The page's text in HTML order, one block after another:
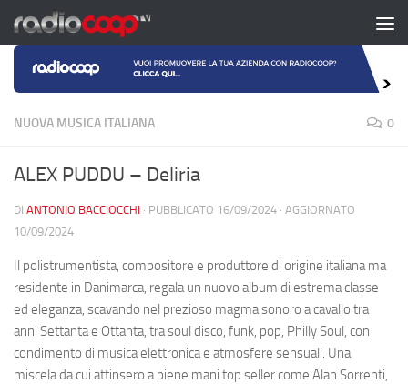
Salta al contenuto
NUOVA MUSICA ITALIANA 0
ALEX PUDDU – Deliria
DI ANTONIO BACCIOCCHI · PUBBLICATO 16/09/2024 · AGGIORNATO
10/09/2024
Il polistrumentista, compositore e produttore di origine italiana ma
residente in Danimarca, regala un nuovo album di estrema classe
ed eleganza, scavando nel prezioso magma sonoro a cavallo tra
anni Settanta e Ottanta, tra soul disco, funk, pop, Philly Soul, con
condimento di musica elettronica e atmosfere sensuali. Una
miscela da cui attinsero a piene mani top seller come Alan Sorrenti,